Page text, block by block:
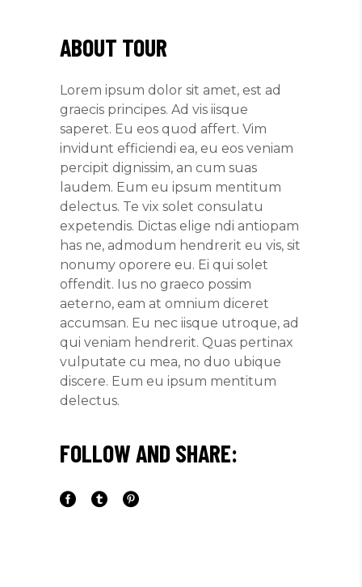
ABOUT TOUR
Lorem ipsum dolor sit amet, est ad
graecis principes. Ad vis iisque
saperet. Eu eos quod affert. Vim
invidunt efficiendi ea, eu eos veniam
percipit dignissim, an cum suas
laudem. Eum eu ipsum mentitum
delectus. Te vix solet consulatu
expetendis. Dictas elige ndi antiopam
has ne, admodum hendrerit eu vis, sit
nonumy oporere eu. Ei qui solet
offendit. Ius no graeco possim
aeterno, eam at omnium diceret
accumsan. Eu nec iisque utroque, ad
qui veniam hendrerit. Quas pertinax
vulputate cu mea, no duo ubique
discere. Eum eu ipsum mentitum
delectus.
FOLLOW AND SHARE: